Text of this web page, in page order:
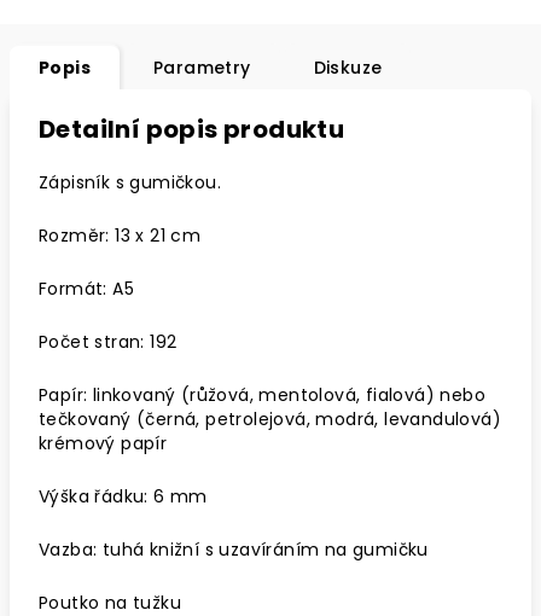
Popis Parametry Diskuze
Detailní popis produktu
Zápisník s gumičkou.
Rozměr: 13 x 21 cm
Formát: A5
Počet stran: 192
Papír: linkovaný (růžová, mentolová, fialová) nebo
tečkovaný (černá, petrolejová, modrá, levandulová)
krémový papír
Výška řádku: 6 mm
Vazba: tuhá knižní s uzavíráním na gumičku
Poutko na tužku